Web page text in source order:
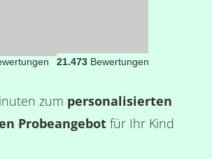
21.473Bewertungen
zum personalisierten
Probeangebotfür Ihr Kind